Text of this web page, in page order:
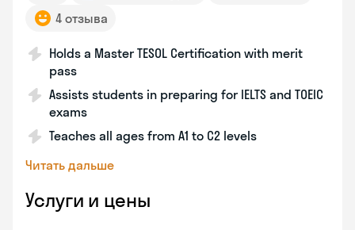
4 отзыва
Holds a Master TESOL Certification with merit
pass
Assists students in preparing for IELTS and TOEIC
exams
Teaches all ages from A1 to C2 levels
Читать дальше
Услуги и цены